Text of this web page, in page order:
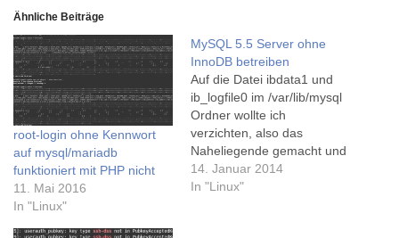
Ähnliche Beiträge
root-login ohne Kennwort
auf mysql/mariadb
funktioniert mit PHP nicht
11. Mai 2016
In "Linux"
MySQL 5.5 Server ohne
InnoDB betreiben
Auf die Datei ibdata1 und
ib_logfile0 im /var/lib/mysql
Ordner wollte ich
verzichten, also das
Naheliegende gemacht und
in der /etc/mysql/my.cnf
Datei die Zeile:skip-innodb
14. Januar 2014
In "Linux"